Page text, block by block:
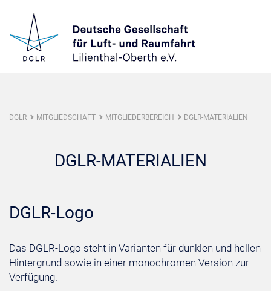
DGLR MITGLIEDSCHAFT MITGLIEDERBEREICH DGLR-MATERIALIEN
DGLR-MATERIALIEN
DGLR-Logo
Das DGLR-Logo steht in Varianten für dunklen und hellen
Hintergrund sowie in einer monochromen Version zur
Verfügung.